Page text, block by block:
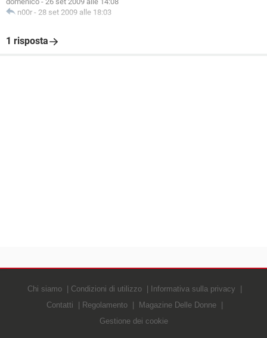
n00r - 28 set 2009 alle 18:03
1 risposta
Chi siamo Condizioni di utilizzo
Informativa sulla privacy
Contatti
Regolamento
Magazine Delle Donne
Gestione dei cookie